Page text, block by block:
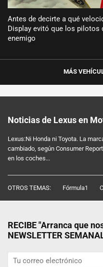
Antes de decirte a qué
Display evitó que los pilotos
enemigo
MÁS
Noticias de Lexus en
Lexus:Ni Honda ni Toyota. La
cambiado, según Consumer
en los coches...
OTROS TEMAS: Fórmula1
RECIBE "Arranca que
NEWSLETTER